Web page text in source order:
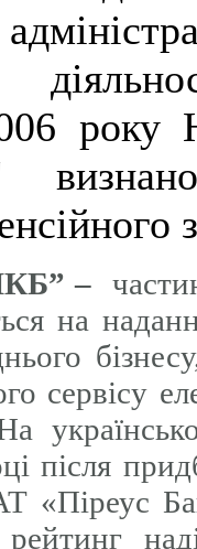
року
–
на
сервісу
після
«Піреус